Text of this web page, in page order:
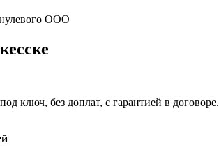
ООО
ключ, без доплат, с гарантией в договоре.